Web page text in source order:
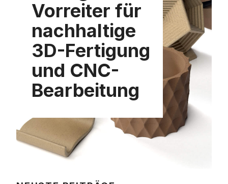
Vorreiter für
nachhaltige
3D-Fertigung
und CNC-
Bearbeitung